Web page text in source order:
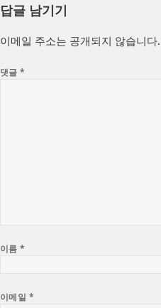
일
이
답글 남기기
이메일 주소는 공개되지 않습니다.
댓글*
이름*
이메일 *